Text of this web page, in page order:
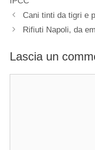
Cani tinti da tigri e
Rifiuti Napoli, da
Lascia un